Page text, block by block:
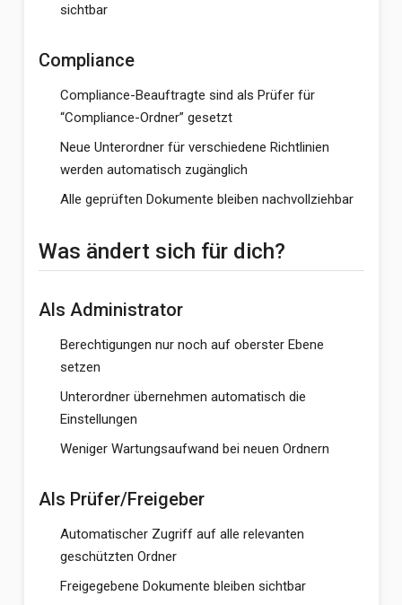
sichtbar
Compliance
Compliance-Beauftragte sind als Prüfer für
“Compliance-Ordner” gesetzt
Neue Unterordner für verschiedene Richtlinien
werden automatisch zugänglich
Alle geprüften Dokumente bleiben nachvollziehbar
Was ändert sich für dich?
Als Administrator
Berechtigungen nur noch auf oberster Ebene
setzen
Unterordner übernehmen automatisch die
Einstellungen
Weniger Wartungsaufwand bei neuen Ordnern
Als Prüfer/Freigeber
Automatischer Zugriff auf alle relevanten
geschützten Ordner
Freigegebene Dokumente bleiben sichtbar